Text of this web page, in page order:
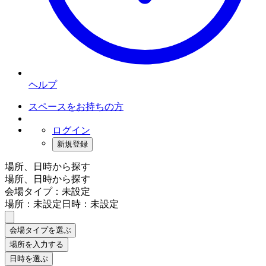
ヘルプ
スペースをお持ちの方
ログイン
新規登録
場所、日時から探す
場所、日時から探す
会場タイプ：未設定
場所：未設定日時：未設定
会場タイプを選ぶ
場所を入力する
日時を選ぶ